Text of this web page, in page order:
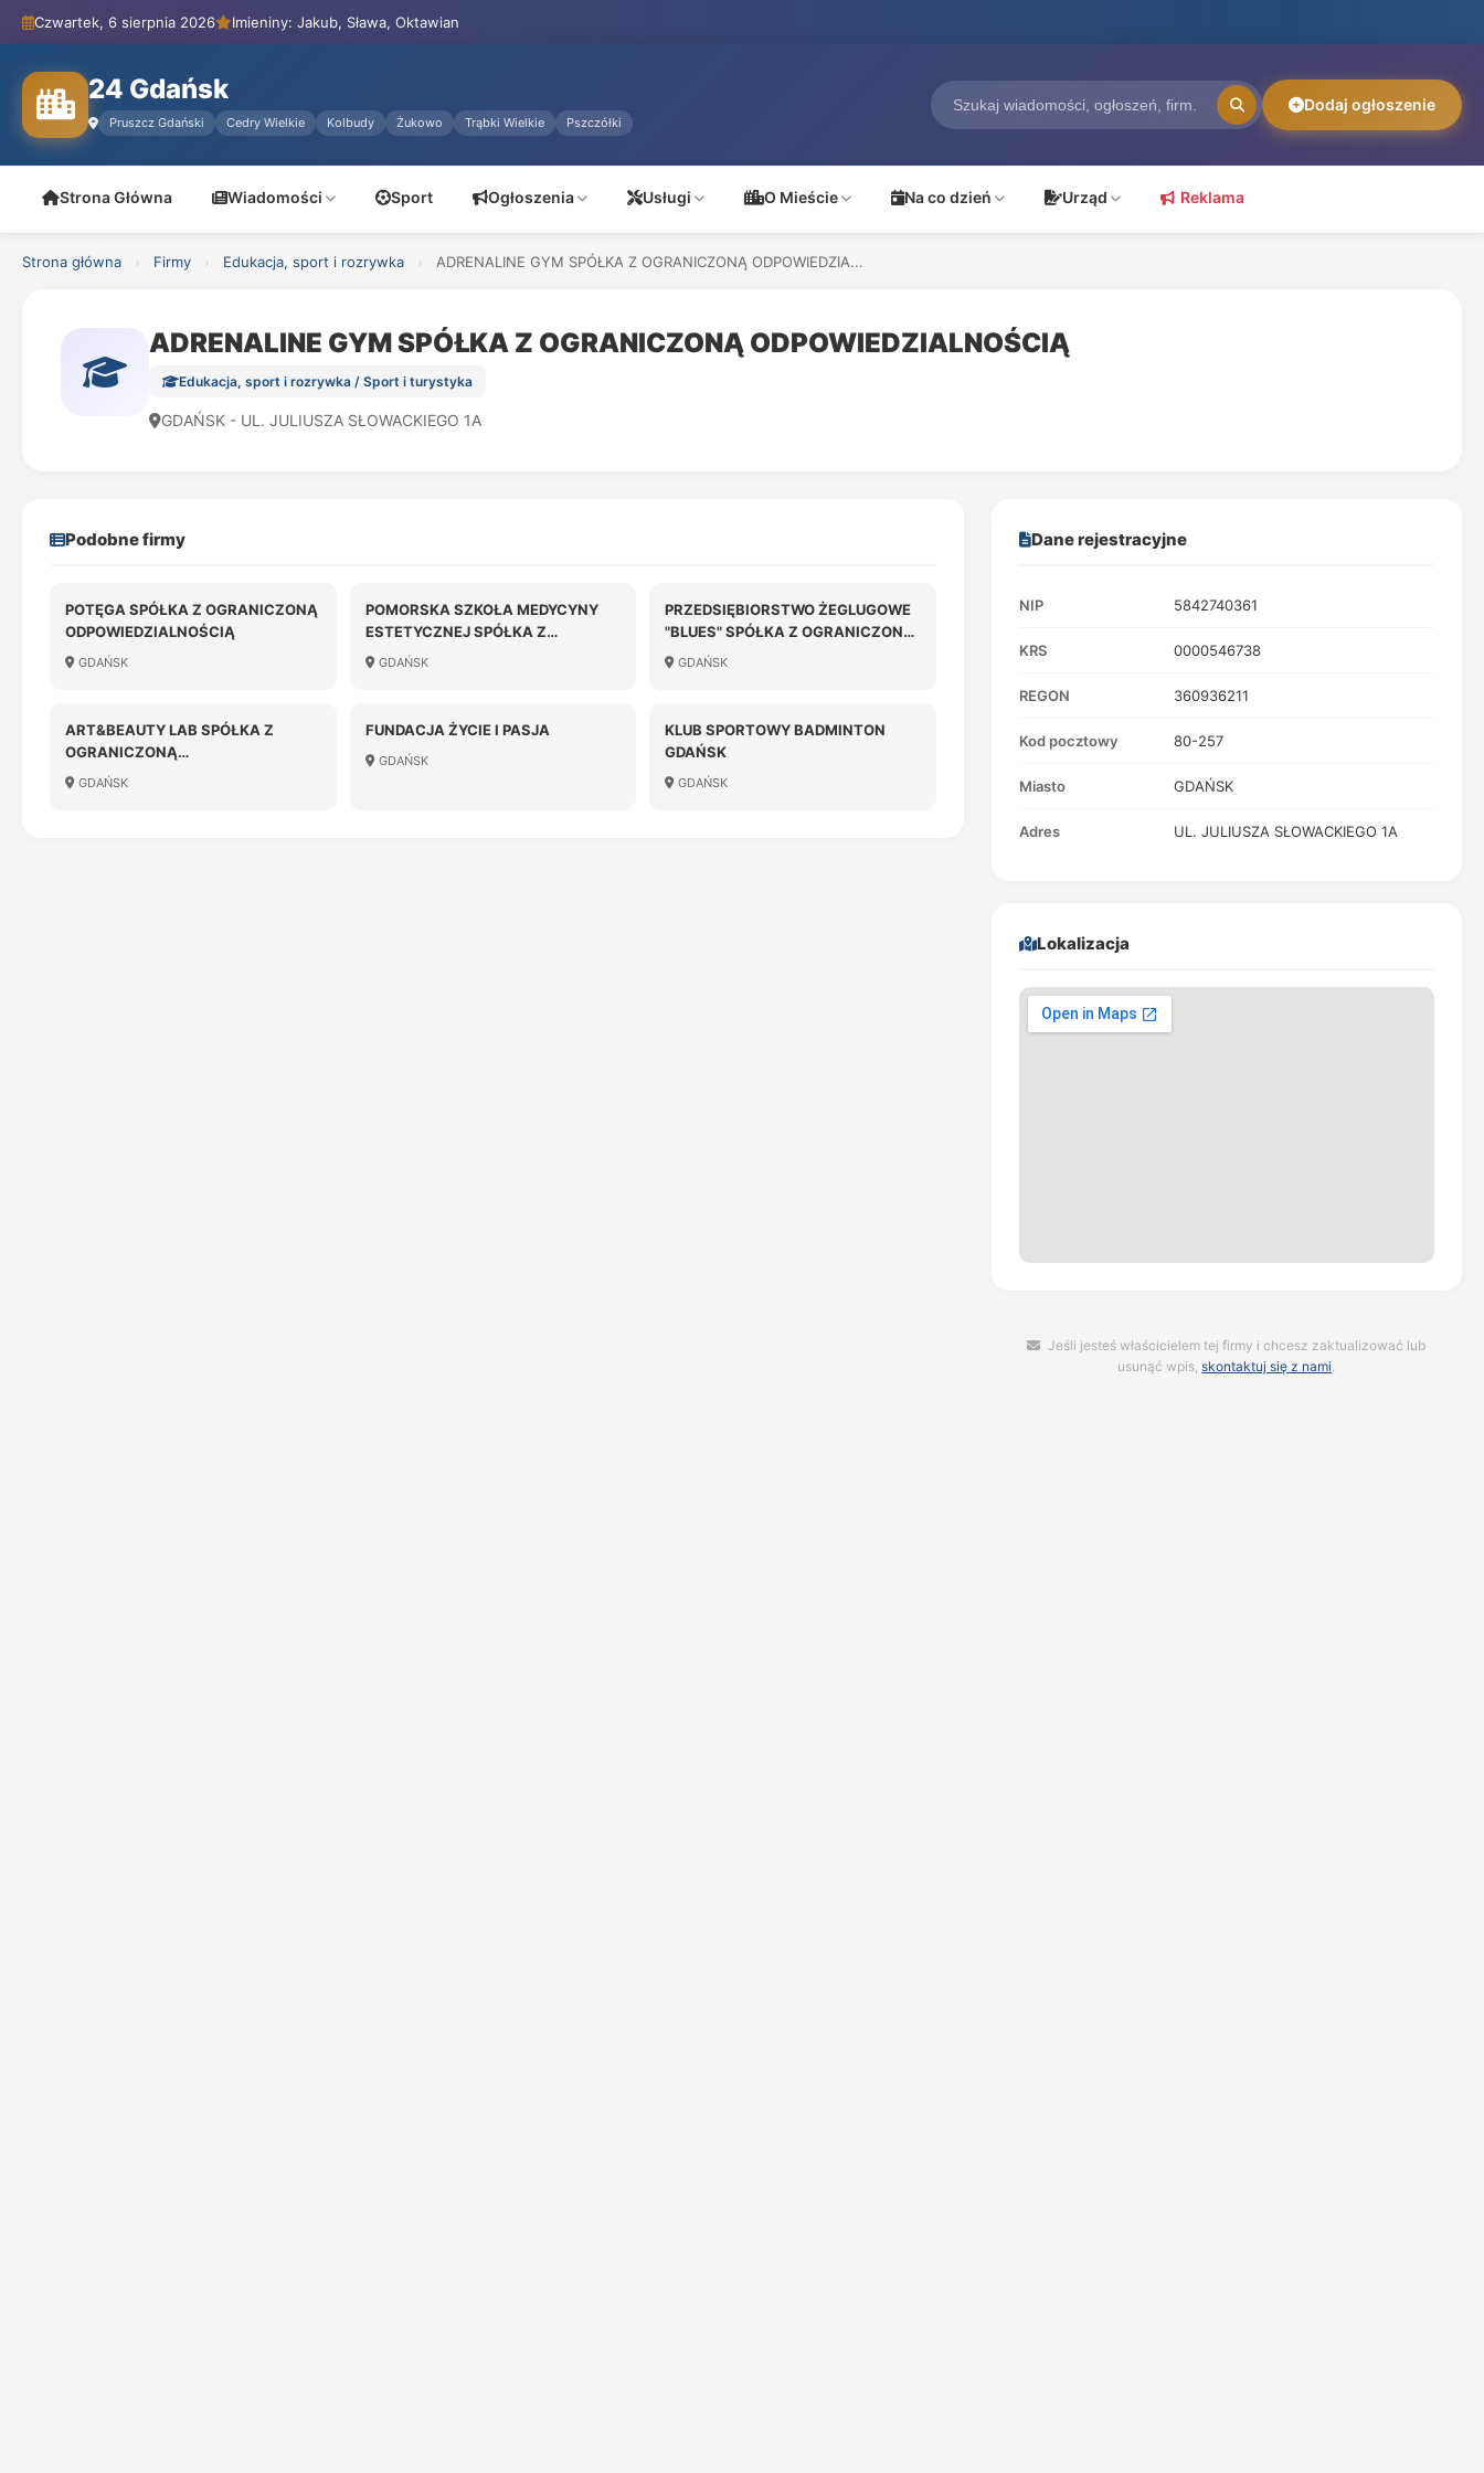
Czwartek, 6 sierpnia 2026 Imieniny: Jakub, Sława, Oktawian
24 Gdańsk
Pruszcz Gdański Cedry Wielkie Kolbudy Żukowo Trąbki Wielkie Pszczółki
Dodaj ogłoszenie
Strona Główna Wiadomości Sport Ogłoszenia Usługi O Mieście Na co dzień Urząd Reklama
Strona główna › Firmy › Edukacja, sport i rozrywka › ADRENALINE GYM SPÓŁKA Z OGRANICZONĄ ODPOWIEDZIA...
ADRENALINE GYM SPÓŁKA Z OGRANICZONĄ ODPOWIEDZIALNOŚCIĄ
Edukacja, sport i rozrywka / Sport i turystyka
GDAŃSK - UL. JULIUSZA SŁOWACKIEGO 1A
Podobne firmy
POTĘGA SPÓŁKA Z OGRANICZONĄ
ODPOWIEDZIALNOŚCIĄ
GDAŃSK
POMORSKA SZKOŁA MEDYCYNY
ESTETYCZNEJ SPÓŁKA Z
OGRANICZONĄ
GDAŃSK
PRZEDSIĘBIORSTWO ŻEGLUGOWE
"BLUES" SPÓŁKA Z OGRANICZONĄ
ODPOWIEDZIALNOŚCIĄ
GDAŃSK
ART&BEAUTY LAB SPÓŁKA Z
OGRANICZONĄ
ODPOWIEDZIALNOŚCIĄ
GDAŃSK
FUNDACJA ŻYCIE I PASJA
GDAŃSK
KLUB SPORTOWY BADMINTON
GDAŃSK
GDAŃSK
Dane rejestracyjne
NIP 5842740361
KRS 0000546738
REGON 360936211
Kod pocztowy 80-257
Miasto GDAŃSK
Adres UL. JULIUSZA SŁOWACKIEGO 1A
Lokalizacja
Jeśli jesteś właścicielem tej firmy i chcesz zaktualizować lub
usunąć wpis,skontaktuj się z nami.